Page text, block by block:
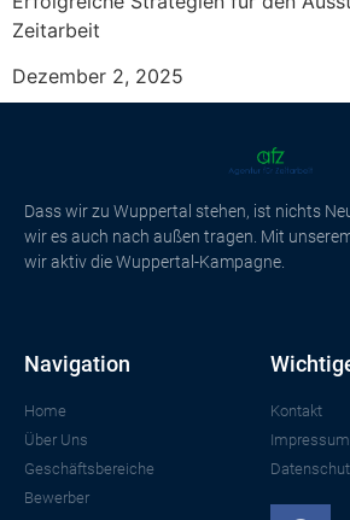
Zeitarbeit
Dezember 2, 2025
Dass wir zu Wuppertal stehen, ist nichts
wir es auch nach außen tragen. Mit
wir aktiv die Wuppertal-Kampagne.
Navigation
Home
Über Uns
Geschäftsbereiche
Bewerber
Kontakt
Impressum